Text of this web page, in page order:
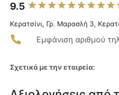
9.5
Κερατσίνι, Γρ. Μαρασλή 3,
Εμφάνιση αριθμού
Σχετικά με την εταιρεία: